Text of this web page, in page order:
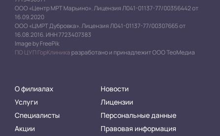
ООО «Центр МРТ Марьино». Лицензия Л041-01137-77/00356442 от
16.09.2020
ООО «ЦМРТ Дубровка». Лицензия Л041-01137-77/00307665 от
16.08.2016. ИНН 7723407383
Image by FreePik
ПО ЦУП ГорКлиника разработано и принадлежит ООО ТеоМедиа
О филиалах
Услуги
Специалисты
Акции
Новости
Лицензии
Персональные данные
Правовая информация